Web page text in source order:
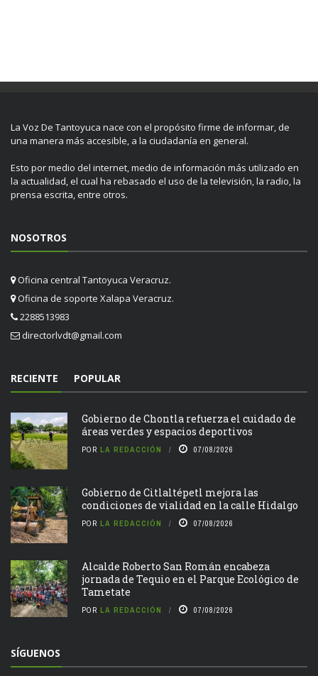
La Voz De Tantoyuca nace con el propósito firme de informar, de
una manera más accesible, a la ciudadanía en general.
Esto por medio del internet, medio de información más utilizado en
la actualidad, el cual ha rebasado el uso de la televisión, la radio, la
prensa escrita, entre otros.
NOSOTROS
Oficina central Tantoyuca Veracruz.
Oficina de soporte Xalapa Veracruz.
2288513983
directorlvdt@gmail.com
RECIENTE POPULAR
Gobierno de Chontla refuerza el cuidado de
áreas verdes y espacios deportivos
POR LA REDACCIÓN 07/08/2026
Gobierno de Citlaltépetl mejora las
condiciones de vialidad en la calle Hidalgo
POR LA REDACCIÓN 07/08/2026
Alcalde Roberto San Román encabeza
jornada de Tequio en el Parque Ecológico de
Tametate
POR LA REDACCIÓN 07/08/2026
SÍGUENOS